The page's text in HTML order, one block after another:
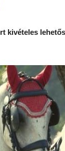
kivételes